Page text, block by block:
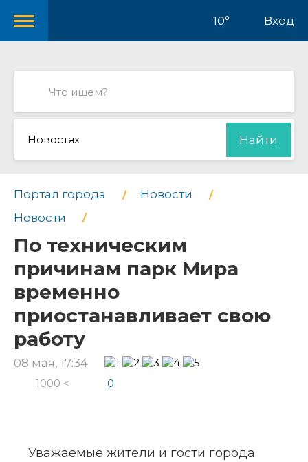
10° Вход
Новостях Найти
Портал города
Новости
Новости
По техническим
причинам парк Мира
временно
приостанавливает свою
работу
08 мая, 17:34
1000 < 0
Уважаемые жители и гости города.